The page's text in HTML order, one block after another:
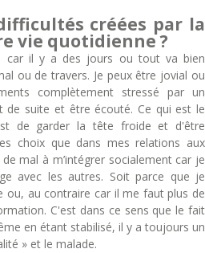
créées par la
vie quotidienne ?
car il y a des jours ou tout va bien
ou de travers. Je peux être jovial ou
complètement stressé par un
de suite et être écouté. Ce qui est le
de garder la tête froide et d'être
choix que dans mes relations aux
mal à m’intégrer socialement car je
avec les autres. Soit parce que je
au contraire car il me faut plus de
C'est dans ce sens que le fait
en étant stabilisé, il y a toujours un
» et le malade.